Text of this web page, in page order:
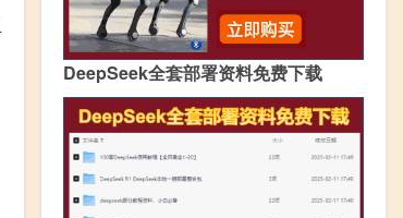
DeepSeek全套部署资料免费下载